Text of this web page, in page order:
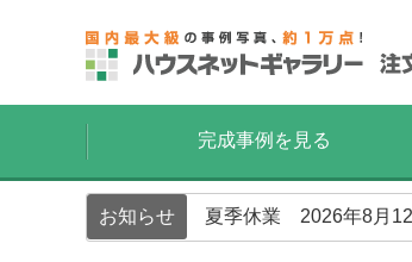
完成事例を見る
お知らせ 夏季休業 2026年8月